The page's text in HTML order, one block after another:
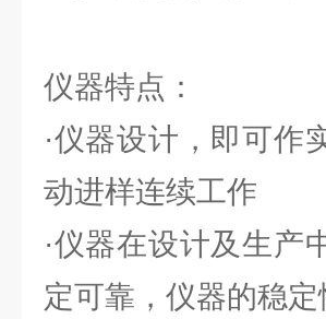
仪器特点：
·仪器设计，即可作
动进样连续工作
·仪器在设计及生产
定可靠，仪器的稳